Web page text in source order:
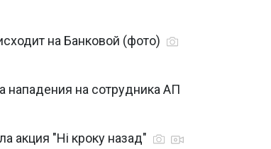
на Банковой (фото)
нападения на сотрудника АП
акция "Ні кроку назад"